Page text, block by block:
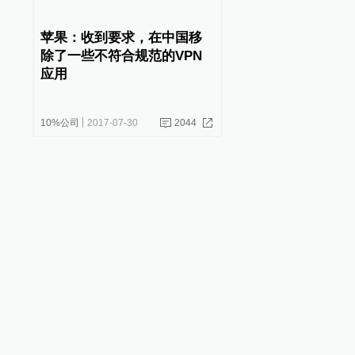
苹果：收到要求，在中国移
除了一些不符合规范的VPN
应用
10%公司 2017-07-30 2044